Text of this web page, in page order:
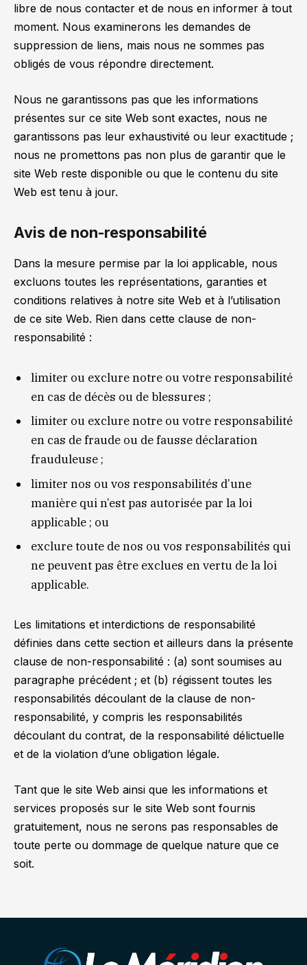
libre de nous contacter et de nous en informer à tout
moment. Nous examinerons les demandes de
suppression de liens, mais nous ne sommes pas
obligés de vous répondre directement.
Nous ne garantissons pas que les informations
présentes sur ce site Web sont exactes, nous ne
garantissons pas leur exhaustivité ou leur exactitude ;
nous ne promettons pas non plus de garantir que le
site Web reste disponible ou que le contenu du site
Web est tenu à jour.
Avis de non-responsabilité
Dans la mesure permise par la loi applicable, nous
excluons toutes les représentations, garanties et
conditions relatives à notre site Web et à l’utilisation
de ce site Web. Rien dans cette clause de non-
responsabilité :
limiter ou exclure notre ou votre responsabilité
en cas de décès ou de blessures ;
limiter ou exclure notre ou votre responsabilité
en cas de fraude ou de fausse déclaration
frauduleuse ;
limiter nos ou vos responsabilités d’une
manière qui n’est pas autorisée par la loi
applicable ; ou
exclure toute de nos ou vos responsabilités qui
ne peuvent pas être exclues en vertu de la loi
applicable.
Les limitations et interdictions de responsabilité
définies dans cette section et ailleurs dans la présente
clause de non-responsabilité : (a) sont soumises au
paragraphe précédent ; et (b) régissent toutes les
responsabilités découlant de la clause de non-
responsabilité, y compris les responsabilités
découlant du contrat, de la responsabilité délictuelle
et de la violation d’une obligation légale.
Tant que le site Web ainsi que les informations et
services proposés sur le site Web sont fournis
gratuitement, nous ne serons pas responsables de
toute perte ou dommage de quelque nature que ce
soit.